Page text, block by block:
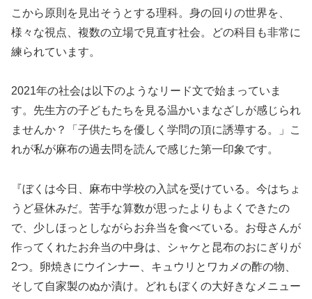
こから原則を見出そうとする理科。身の回りの世界を、
様々な視点、複数の立場で見直す社会。どの科目も非常に
練られています。
2021年の社会は以下のようなリード文で始まっていま
す。先生方の子どもたちを見る温かいまなざしが感じられ
ませんか？「子供たちを優しく学問の頂に誘導する。」こ
れが私が麻布の過去問を読んで感じた第一印象です。
『ぼくは今日、麻布中学校の入試を受けている。今はちょ
うど昼休みだ。苦手な算数が思ったよりもよくできたの
で、少しほっとしながらお弁当を食べている。お母さんが
作ってくれたお弁当の中身は、シャケと昆布のおにぎりが
2つ。卵焼きにウインナー、キュウリとワカメの酢の物、
そして自家製のぬか漬け。どれもぼくの大好きなメニュー